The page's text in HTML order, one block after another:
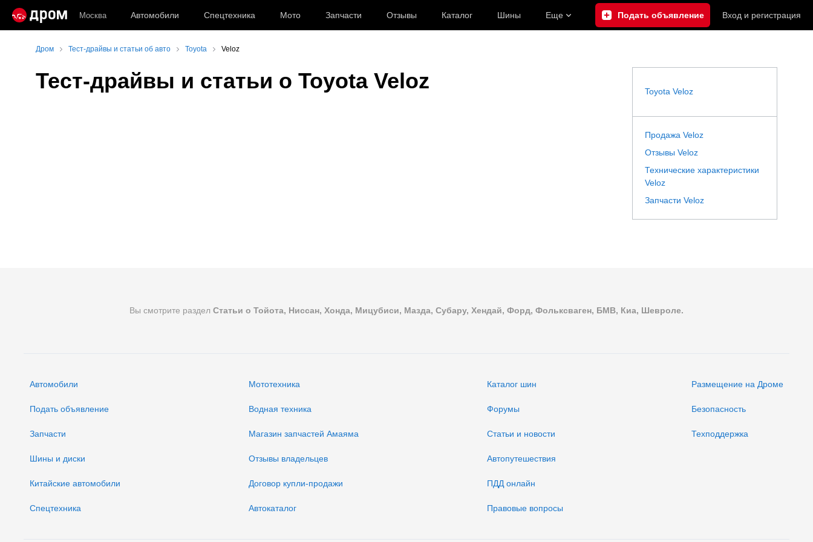
Москва Автомобили Спецтехника Мото Запчасти Отзывы Каталог Шины Еще Подать объявление Вход и регистрация
Дром Тест-драйвы и статьи об авто Toyota Veloz
Тест-драйвы и статьи о Toyota Veloz Toyota Veloz
Продажа Veloz
Отзывы Veloz
Технические характеристики
Veloz
Запчасти Veloz
Вы смотрите раздел Статьи о Тойота, Ниссан, Хонда, Мицубиси, Мазда, Субару, Хендай, Форд, Фольксваген, БМВ, Киа, Шевроле.
Автомобили
Подать объявление
Запчасти
Шины и диски
Китайские автомобили
Спецтехника
Мототехника
Водная техника
Магазин запчастей Амаяма
Отзывы владельцев
Договор купли-продажи
Автокаталог
Каталог шин
Форумы
Статьи и новости
Автопутешествия
ПДД онлайн
Правовые вопросы
Размещение на Дроме
Безопасность
Техподдержка